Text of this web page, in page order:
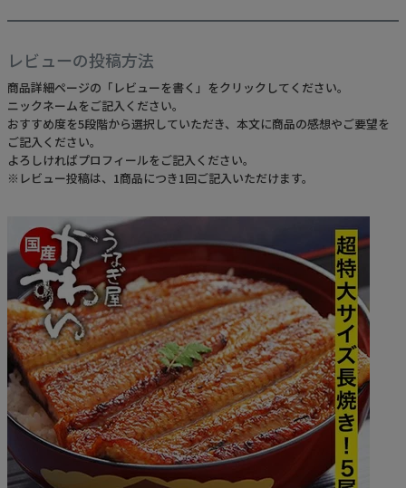
レビューの投稿方法
商品詳細ページの「レビューを書く」をクリックしてください。
ニックネームをご記入ください。
おすすめ度を5段階から選択していただき、本文に商品の感想やご要望を
ご記入ください。
よろしければプロフィールをご記入ください。
※レビュー投稿は、1商品につき1回ご記入いただけます。
ふるさと納税
地元和歌山の逸品
おすすめ海産物
インフォーメーション
うなぎ屋かわすいについて
商品一覧
ご利用ガイド
採用について
かわすいブログ
飲食店